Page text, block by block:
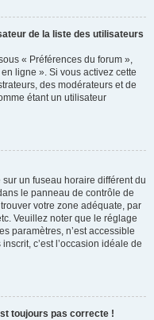
de la liste des utilisateurs
« Préférences du forum »,
ligne ». Si vous activez cette
des modérateurs et de
étant un utilisateur
sur un fuseau horaire différent du
le panneau de contrôle de
votre zone adéquate, par
Veuillez noter que le réglage
paramètres, n’est accessible
c’est l’occasion idéale de
toujours pas correcte !